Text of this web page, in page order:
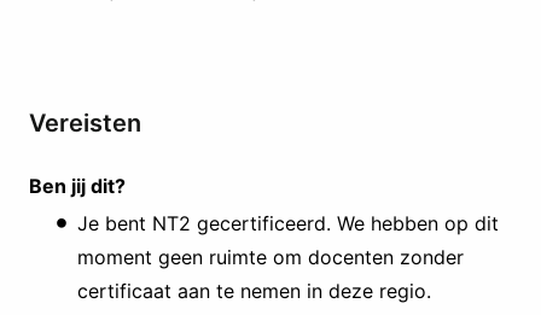
Vereisten
Ben jij dit?
Je bent NT2 gecertificeerd. We hebben op dit
moment geen ruimte om docenten zonder
certificaat aan te nemen in deze regio.